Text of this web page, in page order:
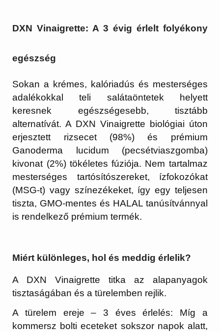
DXN Vinaigrette: A 3 évig érlelt folyékony
egészség
Sokan a krémes, kalóriadús és mesterséges
adalékokkal teli salátaöntetek helyett
keresnek egészségesebb, tisztább
alternatívát. A DXN Vinaigrette biológiai úton
erjesztett rizsecet (98%) és prémium
Ganoderma lucidum (pecsétviaszgomba)
kivonat (2%) tökéletes fúziója. Nem tartalmaz
mesterséges tartósítószereket, ízfokozókat
(MSG-t) vagy színezékeket, így egy teljesen
tiszta, GMO-mentes és HALAL tanúsítvánnyal
is rendelkező prémium termék.
Miért különleges, hol és meddig érlelik?
A DXN Vinaigrette titka az alapanyagok
tisztaságában és a türelemben rejlik.
A türelem ereje – 3 éves érlelés: Míg a
kommersz bolti eceteket sokszor napok alatt,